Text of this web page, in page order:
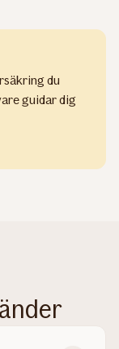
du
guidar dig